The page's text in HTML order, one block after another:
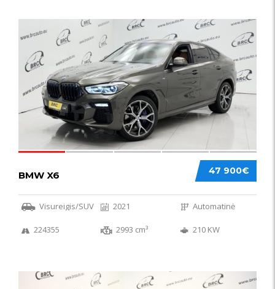
58
47 900€
BMW X6
Visureigis/SUV 2021 Automatinė
224355 2993 cm³ 210 KW
52